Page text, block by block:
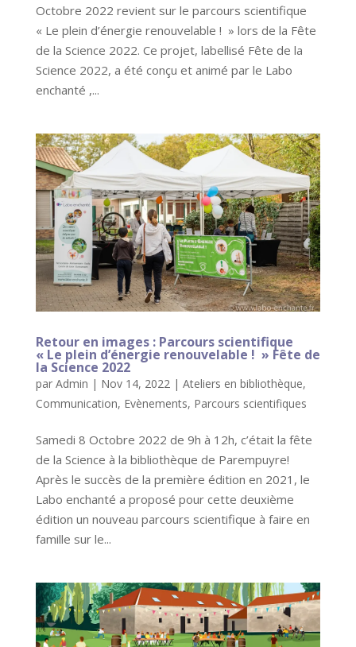
Octobre 2022 revient sur le parcours scientifique
« Le plein d’énergie renouvelable ! » lors de la Fête
de la Science 2022. Ce projet, labellisé Fête de la
Science 2022, a été conçu et animé par le Labo
enchanté ,...
Retour en images : Parcours scientifique
« Le plein d’énergie renouvelable ! » Fête de
la Science 2022
par Admin | Nov 14, 2022| Ateliers en bibliothèque,
Communication, Evènements, Parcours scientifiques
Samedi 8 Octobre 2022 de 9h à 12h, c’était la fête
de la Science à la bibliothèque de Parempuyre!
Après le succès de la première édition en 2021, le
Labo enchanté a proposé pour cette deuxième
édition un nouveau parcours scientifique à faire en
famille sur le...